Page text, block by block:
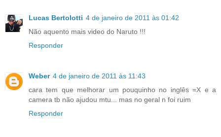
Lucas Bertolotti 4 de janeiro de 2011 às 01:42
Não aquento mais video do Naruto !!!
Responder
Weber 4 de janeiro de 2011 às 11:43
cara tem que melhorar um pouquinho no inglês =X e a
camera tb não ajudou mtu... mas no geral n foi ruim
Responder